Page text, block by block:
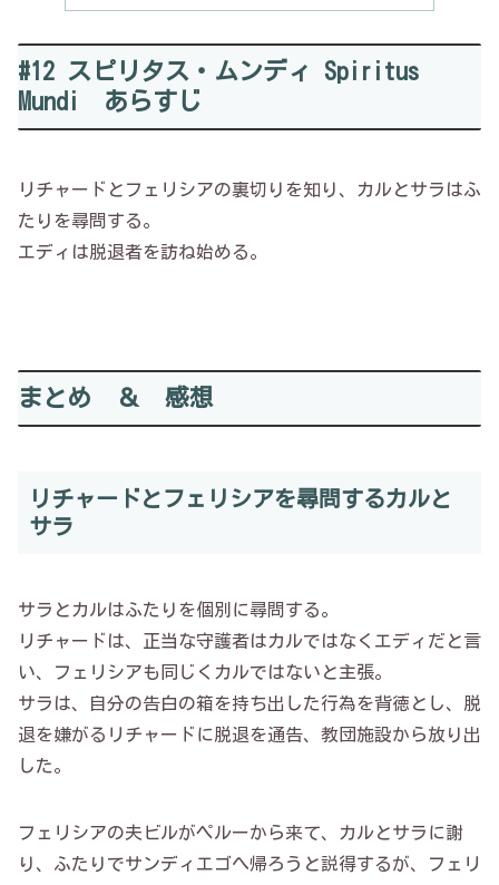
#12 スピリタス・ムンディ Spiritus
Mundi あらすじ
リチャードとフェリシアの裏切りを知り、カルとサラはふ
たりを尋問する。
エディは脱退者を訪ね始める。
まとめ ＆ 感想
リチャードとフェリシアを尋問するカルと
サラ
サラとカルはふたりを個別に尋問する。
リチャードは、正当な守護者はカルではなくエディだと言
い、フェリシアも同じくカルではないと主張。
サラは、自分の告白の箱を持ち出した行為を背徳とし、脱
退を嫌がるリチャードに脱退を通告、教団施設から放り出
した。
フェリシアの夫ビルがペルーから来て、カルとサラに謝
り、ふたりでサンディエゴへ帰ろうと説得するが、フェリ